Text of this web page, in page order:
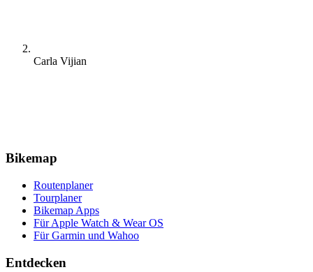
Carla Vijian
Bikemap
Routenplaner
Tourplaner
Bikemap Apps
Für Apple Watch & Wear OS
Für Garmin und Wahoo
Entdecken